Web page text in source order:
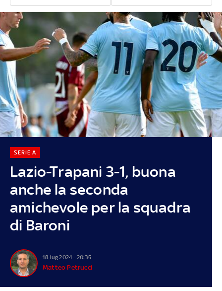
Lazio-Trapani 3-1, buona
anche la seconda
amichevole per la squadra
di Baroni
SERIE A
18 lug 2024 - 20:35
Matteo Petrucci